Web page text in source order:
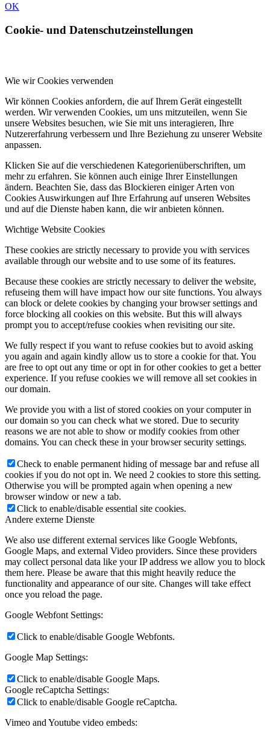
OK
Cookie- und Datenschutzeinstellungen
Wie wir Cookies verwenden
Wir können Cookies anfordern, die auf Ihrem Gerät eingestellt
werden. Wir verwenden Cookies, um uns mitzuteilen, wenn Sie
unsere Websites besuchen, wie Sie mit uns interagieren, Ihre
Nutzererfahrung verbessern und Ihre Beziehung zu unserer Website
anpassen.
Klicken Sie auf die verschiedenen Kategorienüberschriften, um
mehr zu erfahren. Sie können auch einige Ihrer Einstellungen
ändern. Beachten Sie, dass das Blockieren einiger Arten von
Cookies Auswirkungen auf Ihre Erfahrung auf unseren Websites
und auf die Dienste haben kann, die wir anbieten können.
Wichtige Website Cookies
These cookies are strictly necessary to provide you with services
available through our website and to use some of its features.
Because these cookies are strictly necessary to deliver the website,
refuseing them will have impact how our site functions. You always
can block or delete cookies by changing your browser settings and
force blocking all cookies on this website. But this will always
prompt you to accept/refuse cookies when revisiting our site.
We fully respect if you want to refuse cookies but to avoid asking
you again and again kindly allow us to store a cookie for that. You
are free to opt out any time or opt in for other cookies to get a better
experience. If you refuse cookies we will remove all set cookies in
our domain.
We provide you with a list of stored cookies on your computer in
our domain so you can check what we stored. Due to security
reasons we are not able to show or modify cookies from other
domains. You can check these in your browser security settings.
Check to enable permanent hiding of message bar and refuse all
cookies if you do not opt in. We need 2 cookies to store this setting.
Otherwise you will be prompted again when opening a new
browser window or new a tab.
Click to enable/disable essential site cookies.
Andere externe Dienste
We also use different external services like Google Webfonts,
Google Maps, and external Video providers. Since these providers
may collect personal data like your IP address we allow you to block
them here. Please be aware that this might heavily reduce the
functionality and appearance of our site. Changes will take effect
once you reload the page.
Google Webfont Settings:
Click to enable/disable Google Webfonts.
Google Map Settings:
Click to enable/disable Google Maps.
Google reCaptcha Settings:
Click to enable/disable Google reCaptcha.
Vimeo and Youtube video embeds: